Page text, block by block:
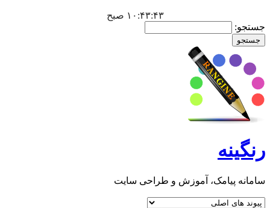
۱۰:۴۳:۴۴ صبح
جستجو:
رنگینه
سامانه پیامک، آموزش و طراحی سایت